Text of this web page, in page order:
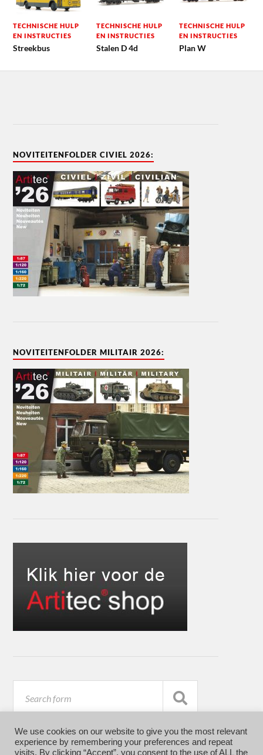
TECHNISCHE HULP
EN INSTRUCTIES
Streekbus
TECHNISCHE HULP
EN INSTRUCTIES
Stalen D 4d
TECHNISCHE HULP
EN INSTRUCTIES
Plan W
NOVITEITENFOLDER CIVIEL 2026:
NOVITEITENFOLDER MILITAIR 2026:
We use cookies on our website to give you the most relevant
experience by remembering your preferences and repeat
visits. By clicking “Accept”, you consent to the use of ALL the